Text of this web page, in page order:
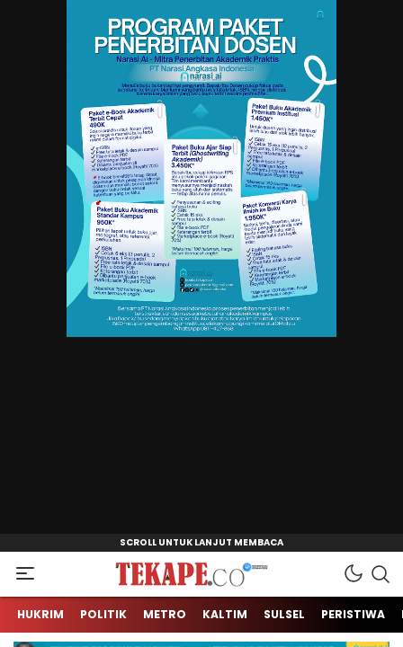
Tekape.co
Jendela Informasi Kita
HUKRIM POLITIK METRO KALTIM SULSEL PERISTIWA